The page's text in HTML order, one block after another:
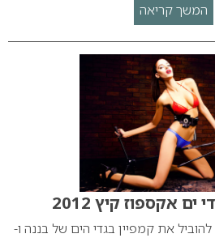
המשך קריאה
ים אקספוז קיץ 2012
את קמפיין בגדי הים של בננה ו-